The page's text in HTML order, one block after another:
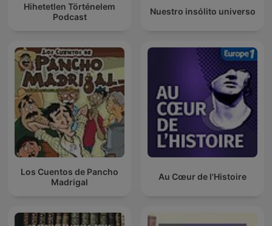
Hihetetlen Történelem
Podcast
Nuestro insólito universo
Los Cuentos de Pancho
Madrigal
Au Cœur de l'Histoire